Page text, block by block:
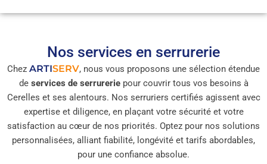
Nos services en serrurerie
Chez ARTISERV, nous vous proposons une sélection étendue
de services de serrureriepour couvrir tous vos besoins à
Cerelles et ses alentours. Nos serruriers certifiés agissent avec
expertise et diligence, en plaçant votre sécurité et votre
satisfaction au cœur de nos priorités. Optez pour nos solutions
personnalisées, alliant fiabilité, longévité et tarifs abordables,
pour une confiance absolue.